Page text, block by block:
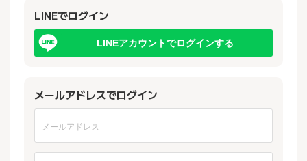
LINEでログイン
LINEアカウントでログインする
メールアドレスでログイン